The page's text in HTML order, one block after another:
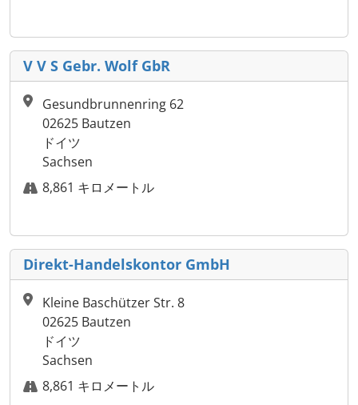
V V S Gebr. Wolf GbR
Gesundbrunnenring 62
02625 Bautzen
ドイツ
Sachsen
8,861 キロメートル
Direkt-Handelskontor GmbH
Kleine Baschützer Str. 8
02625 Bautzen
ドイツ
Sachsen
8,861 キロメートル